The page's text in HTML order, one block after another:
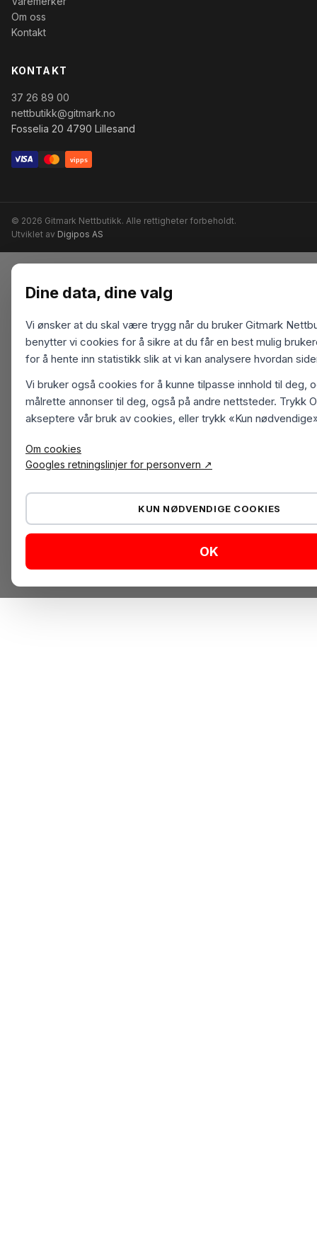
Om oss
Kontakt
KONTAKT
37 26 89 00
nettbutikk@gitmark.no
Fosselia 20 4790 Lillesand
vipps
© 2026 Gitmark Nettbutikk. Alle rettigheter forbeholdt.
Utviklet av Digipos AS
Dine data, dine valg
Vi ønsker at du skal være trygg når du bruker Gitmark
benytter vi cookies for å sikre at du får en best mulig
for å hente inn statistikk slik at vi kan analysere hvordan
Vi bruker også cookies for å kunne tilpasse innhold til deg,
målrette annonser til deg, også på andre nettsteder. Trykk
akseptere vår bruk av cookies, eller trykk «Kun
Om cookies
Googles retningslinjer for personvern ↗
KUN NØDVENDIGE COOKIES
OK